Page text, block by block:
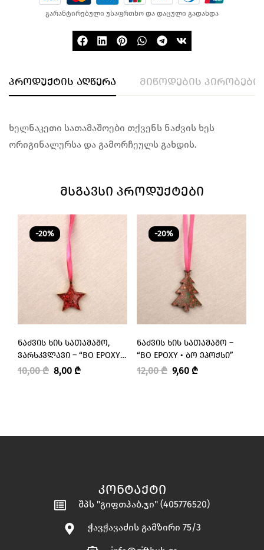
გარანტირებული უსაფრთხო და დაცული გადახდა
პროდუქტის აღწერა მიწოდების პირობები
ხელნაკეთი სათამაშოები თქვენს ნაძვის ხეს
ორიგინალურსა და გამორჩეულს გახდის.
ᲛᲡᲒᲐᲕᲡᲘ ᲞᲠᲝᲓᲣᲥᲢᲔᲑᲘ
-20%
ᲜᲐᲫᲕᲘᲡ ᲮᲘᲡ ᲡᲐᲗᲐᲛᲐᲨᲝ,
ᲕᲐᲠᲡᲙᲕᲚᲐᲕᲘ – “BO EPOXY •
ᲑᲝ ᲔᲞᲝᲥᲡᲘ”
10,00₾ 8,00 ₾
-20%
ᲜᲐᲫᲕᲘᲡ ᲮᲘᲡ ᲡᲐᲗᲐᲛᲐᲨᲝ –
“BO EPOXY • ᲑᲝ ᲔᲞᲝᲥᲡᲘ”
12,00₾ 9,60 ₾
ᲙᲝᲜᲢᲐᲥᲢᲘ
შპს "გიფთჰაბ.ჯი" (405776520)
ჭავჭავაძის გამზირი 75/3